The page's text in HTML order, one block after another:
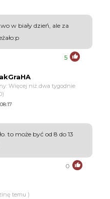
w biały dzień, ale za
5
Więcej niż dwa tygodnie
to może być od 8 do 13
0
temu )